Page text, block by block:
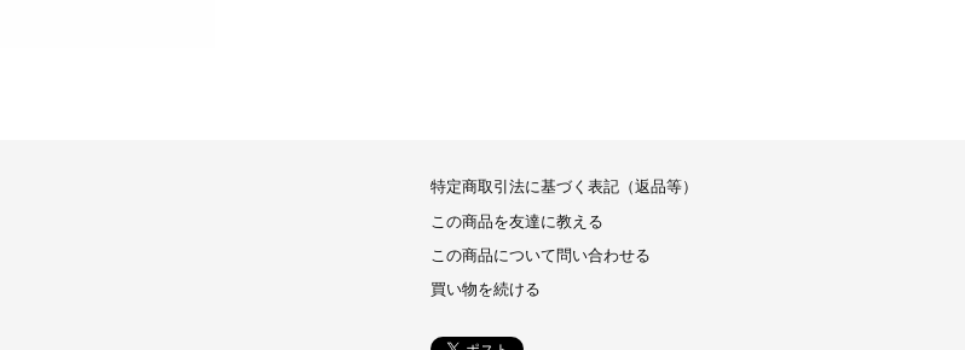
特定商取引法に基づく表記（返品等）
この商品を友達に教える
この商品について問い合わせる
買い物を続ける